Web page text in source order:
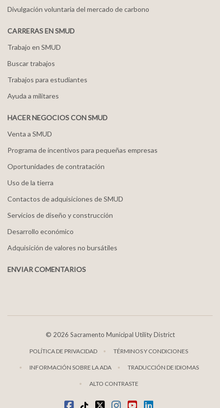
Divulgación voluntaria del mercado de carbono
CARRERAS EN SMUD
Trabajo en SMUD
Buscar trabajos
Trabajos para estudiantes
Ayuda a militares
HACER NEGOCIOS CON SMUD
Venta a SMUD
Programa de incentivos para pequeñas empresas
Oportunidades de contratación
Uso de la tierra
Contactos de adquisiciones de SMUD
Servicios de diseño y construcción
Desarrollo económico
Adquisición de valores no bursátiles
ENVIAR COMENTARIOS
© 2026 Sacramento Municipal Utility District
POLÍTICA DE PRIVACIDAD TÉRMINOS Y CONDICIONES
INFORMACIÓN SOBRE LA ADA TRADUCCIÓN DE IDIOMAS
ALTO CONTRASTE
Facebook
TikToktwitterInstagram
youtubeLinkedIn